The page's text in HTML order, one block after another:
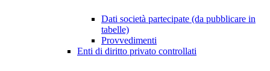
Dati società partecipate (da pubblicare in
tabelle)
Provvedimenti
Enti di diritto privato controllati